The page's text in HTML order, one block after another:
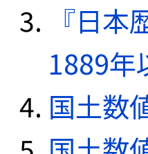
『日
1889年
国土数